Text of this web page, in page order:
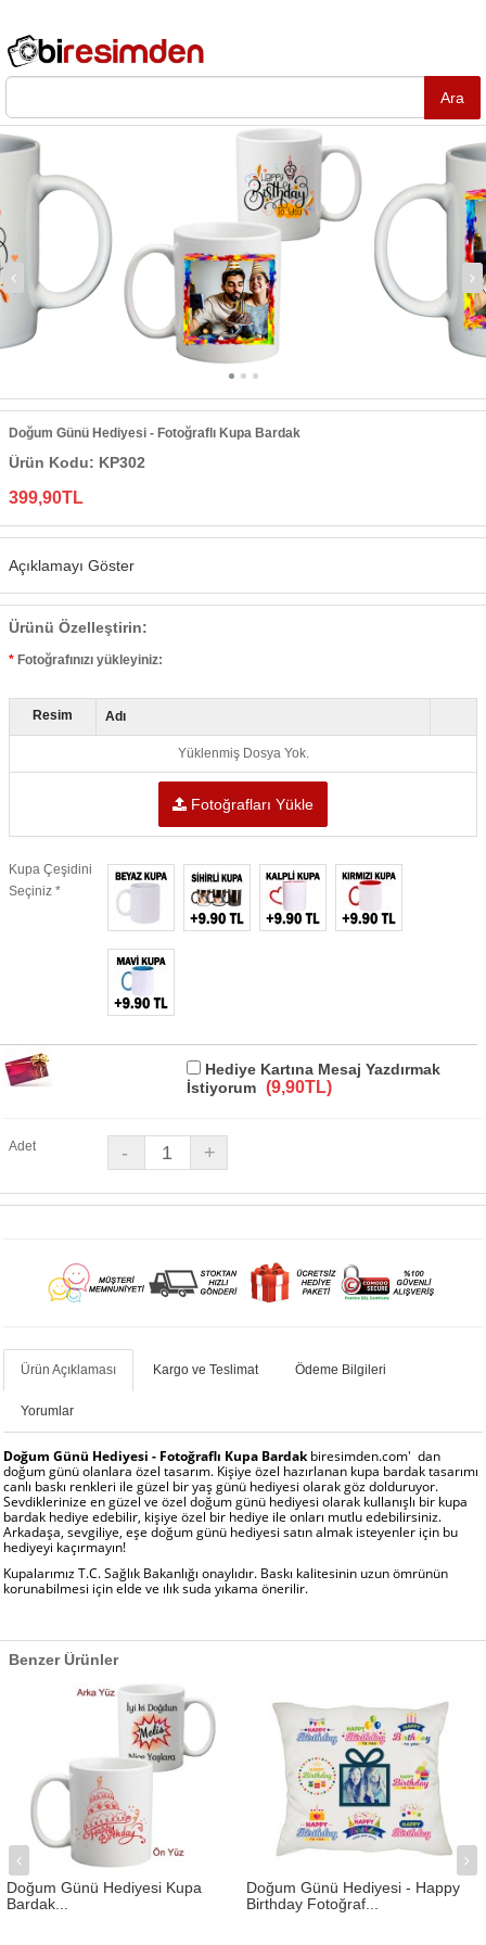
Doğum Günü Hediyesi - Fotoğraflı Kupa Bardak
Ürün Kodu: KP302
399,90TL
Açıklamayı Göster
Ürünü Özelleştirin:
Fotoğrafınızı yükleyiniz:
Resim Adı
Yüklenmiş Dosya Yok.
Fotoğrafları Yükle
Kupa Çeşidini
Seçiniz *
Hediye Kartına Mesaj Yazdırmak
İstiyorum (9,90TL)
Adet
Ürün Açıklaması Kargo ve Teslimat Ödeme Bilgileri
Yorumlar
Doğum Günü Hediyesi - Fotoğraflı Kupa Bardakbiresimden.com' dan
doğum günü olanlara özel tasarım. Kişiye özel hazırlanan kupa bardak tasarımı
canlı baskı renkleri ile güzel bir yaş günü hediyesi olarak göz dolduruyor.
Sevdiklerinize en güzel ve özel doğum günü hediyesi olarak kullanışlı bir kupa
bardak hediye edebilir, kişiye özel bir hediye ile onları mutlu edebilirsiniz.
Arkadaşa, sevgiliye, eşe doğum günü hediyesi satın almak isteyenler için bu
hediyeyi kaçırmayın!
Kupalarımız T.C. Sağlık Bakanlığı onaylıdır. Baskı kalitesinin uzun ömrünün
korunabilmesi için elde ve ılık suda yıkama önerilir.
Benzer Ürünler
Doğum Günü Hediyesi Kupa
Bardak...
Doğum Günü Hediyesi - Happy
Birthday Fotoğraf...